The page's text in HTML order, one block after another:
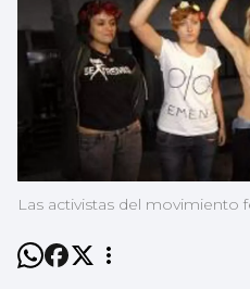
Las activistas del movimiento